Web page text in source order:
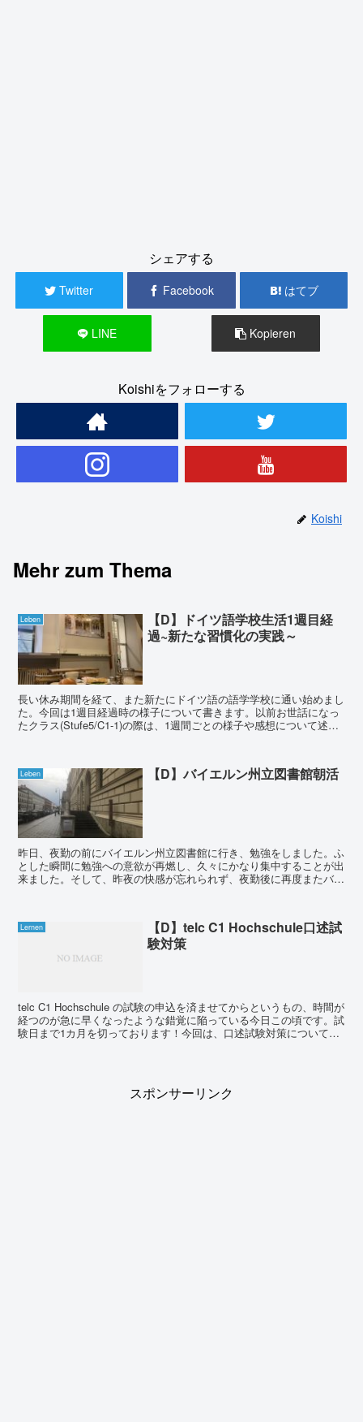
シェアする
Twitter Facebook はてブ
LINE Kopieren
Koishiをフォローする
Koishi
Mehr zum Thema
Leben
【D】ドイツ語学校生活1週目経
過~新たな習慣化の実践～
長い休み期間を経て、また新たにドイツ語の語学学校に通い始めまし
た。今回は1週目経過時の様子について書きます。以前お世話になっ
たクラス(Stufe5/C1-1)の際は、1週間ごとの様子や感想について述べ
Leben 【D】バイエルン州立図書館朝活
昨日、夜勤の前にバイエルン州立図書館に行き、勉強をしました。ふ
とした瞬間に勉強への意欲が再燃し、久々にかなり集中することが出
来ました。そして、昨夜の快感が忘れられず、夜勤後に再度またバイ
Lernen
【D】telc C1 Hochschule口述試
験対策
telc C1 Hochschule の試験の申込を済ませてからというもの、時間が
経つのが急に早くなったような錯覚に陥っている今日この頃です。試
験日まで1カ月を切っております！今回は、口述試験対策について書
スポンサーリンク